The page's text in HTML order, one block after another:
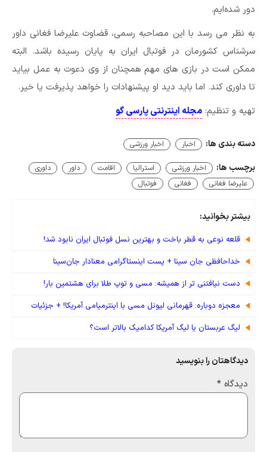
دور شده‌ایم.
به نظر می رسد با این مصاحبه رسمی، قضاوت علیرضا فغانی داور
سرشناس کشورمان در فوتبال ایران به پایان رسیده باشد. البته
ممکن است در بازی های مهم همچنان از وی دعوت به عمل بیاید
تا داوری کند. اما باید دید او پیشنهادات را خواهد پذیرفت یا خیر.
تهیه و تنظیم: مجله اینترنتی پارسی گو
دسته بندی ها: اخبار اخبار ورزشی
برچسب ها: اخبار ورزشی استرالیا اقامت داور
داوری
علیرضا فغانی
فغانی فوتبال
بیشتر بخوانید:
قلعه نوعی به قطر باخت و بهترین نسل فوتبال ایران نابود شد!
خداحافظی جان سینا + پست اینستاگرامی معنادار جان‌سینا
دست نیافتنی تر از همیشه: مسی و توپ طلا برای هشتمین بار!
معجزه دوباره: قهرمانی لیونل مسی با اینترمیامی آمریکا! + جزئیات
لیگ عربستان یا لیگ آمریکا کدامیک بالاتر است؟
دیدگاهتان را بنویسید
دیدگاه *